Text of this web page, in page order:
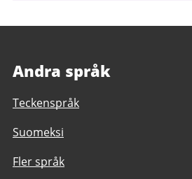
Andra språk
Teckenspråk
Suomeksi
Fler språk